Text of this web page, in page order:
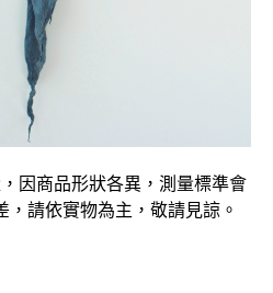
因商品形狀各異，測量標準會
，請依實物為主，敬請見諒。